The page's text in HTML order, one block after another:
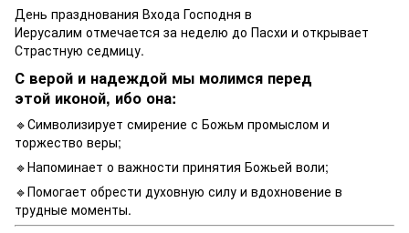
День празднования Входа Господня в
Иерусалим отмечается за неделю до Пасхи и открывает
Страстную седмицу.
С верой и надеждой мы молимся перед
этой иконой, ибо она:
🔹Символизирует смирение с Божьм промыслом и
торжество веры;
🔹Напоминает о важности принятия Божьей воли;
🔹Помогает обрести духовную силу и вдохновение в
трудные моменты.